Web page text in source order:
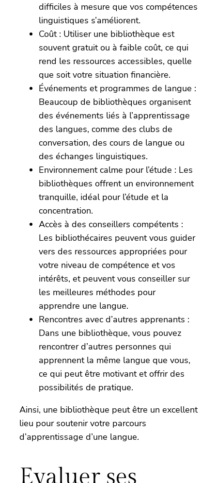
difficiles à mesure que vos compétences
linguistiques s’améliorent.
Coût : Utiliser une bibliothèque est
souvent gratuit ou à faible coût, ce qui
rend les ressources accessibles, quelle
que soit votre situation financière.
Événements et programmes de langue :
Beaucoup de bibliothèques organisent
des événements liés à l’apprentissage
des langues, comme des clubs de
conversation, des cours de langue ou
des échanges linguistiques.
Environnement calme pour l’étude : Les
bibliothèques offrent un environnement
tranquille, idéal pour l’étude et la
concentration.
Accès à des conseillers compétents :
Les bibliothécaires peuvent vous guider
vers des ressources appropriées pour
votre niveau de compétence et vos
intérêts, et peuvent vous conseiller sur
les meilleures méthodes pour
apprendre une langue.
Rencontres avec d’autres apprenants :
Dans une bibliothèque, vous pouvez
rencontrer d’autres personnes qui
apprennent la même langue que vous,
ce qui peut être motivant et offrir des
possibilités de pratique.
Ainsi, une bibliothèque peut être un excellent
lieu pour soutenir votre parcours
d’apprentissage d’une langue.
Evaluer ses